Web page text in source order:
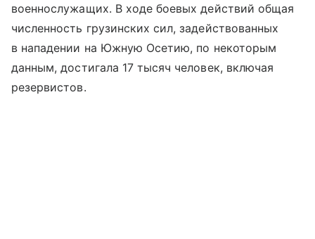
военнослужащих. В ходе боевых действий общая
численность грузинских сил, задействованных
в нападении на Южную Осетию, по некоторым
данным, достигала 17 тысяч человек, включая
резервистов.